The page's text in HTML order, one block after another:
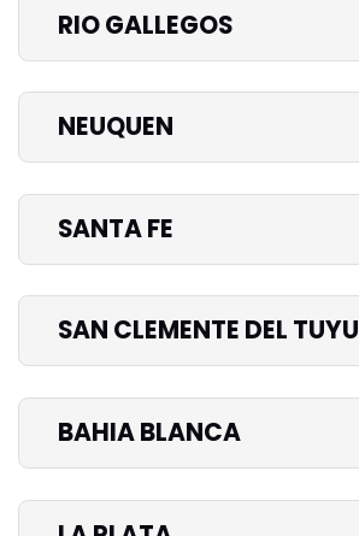
RIO GALLEGOS
NEUQUEN
SANTA FE
SAN CLEMENTE DEL TUYU
BAHIA BLANCA